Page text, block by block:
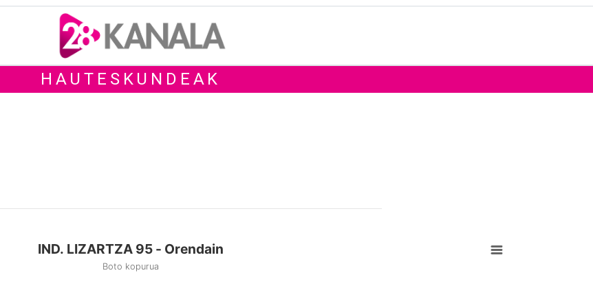
HAUTESKUNDEAK
IND. LIZARTZA 95 - Orendain
Boto kopurua